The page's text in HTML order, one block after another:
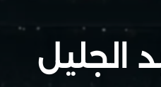
الجليل